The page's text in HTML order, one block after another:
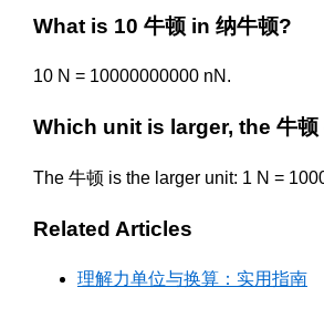
What is 10 牛顿 in 纳牛顿?
10 N = 10000000000 nN.
Which unit is larger, the 牛顿
The 牛顿 is the larger unit: 1 N =
Related Articles
理解力单位与换算：实用指南